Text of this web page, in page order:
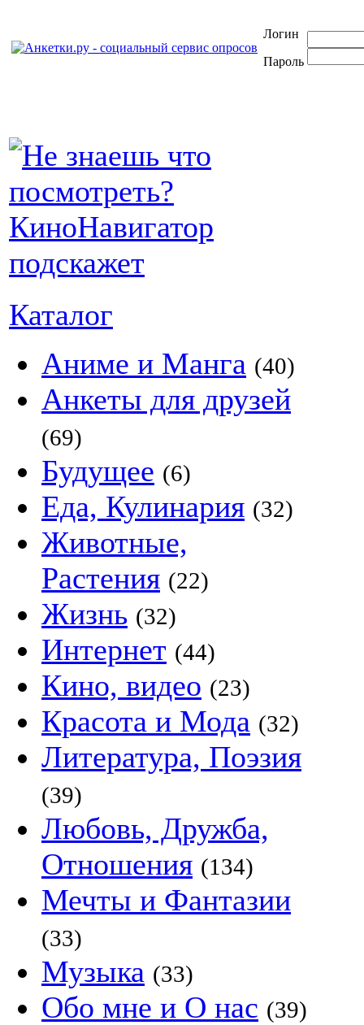
Логин
Пароль
Каталог
Аниме и Манга (40)
Анкеты для друзей
(69)
Будущее (6)
Еда, Кулинария (32)
Животные,
Растения (22)
Жизнь (32)
Интернет (44)
Кино, видео (23)
Красота и Мода (32)
Литература, Поэзия
(39)
Любовь, Дружба,
Отношения (134)
Мечты и Фантазии
(33)
Музыка (33)
Обо мне и О нас (39)